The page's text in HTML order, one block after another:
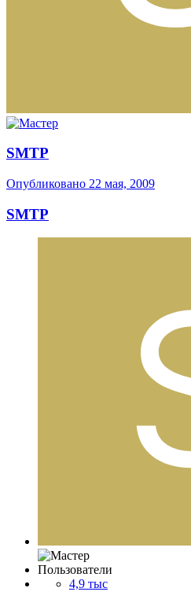
SMTP
Опубликовано 22 мая, 2009
SMTP
Пользователи
4,9 тыс